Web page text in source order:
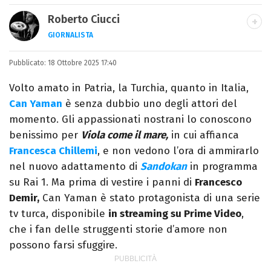
Roberto Ciucci
GIORNALISTA
INSTAGRAM
FACEBOOK
Appassionato di sport, avido consumatore
di manga e film, cultore di tutto ciò che è
stato girato da Quentin Tarantino e
musicista nel tempo libero.
Pubblicato: 18 Ottobre 2025 17:40
Volto amato in Patria, la Turchia, quanto in Italia,
Can Yaman è senza dubbio uno degli attori del
momento. Gli appassionati nostrani lo conoscono
benissimo per Viola come il mare, in cui affianca
Francesca Chillemi, e non vedono l’ora di ammirarlo
nel nuovo adattamento di Sandokanin programma
su Rai 1. Ma prima di vestire i panni di Francesco
Demir, Can Yaman è stato protagonista di una serie
tv turca, disponibile in streaming su Prime Video,
che i fan delle struggenti storie d’amore non
possono farsi sfuggire.